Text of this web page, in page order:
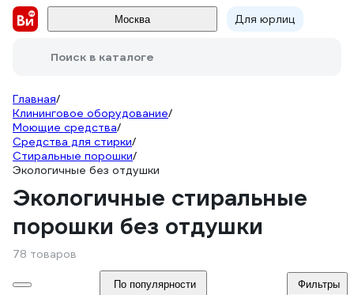
Москва Для юрлиц
Поиск в каталоге
Главная/
Клининговое оборудование/
Моющие средства/
Средства для стирки/
Стиральные порошки/
Экологичные без отдушки
Экологичные стиральные
порошки без отдушки
78 товаров
По популярности Фильтры